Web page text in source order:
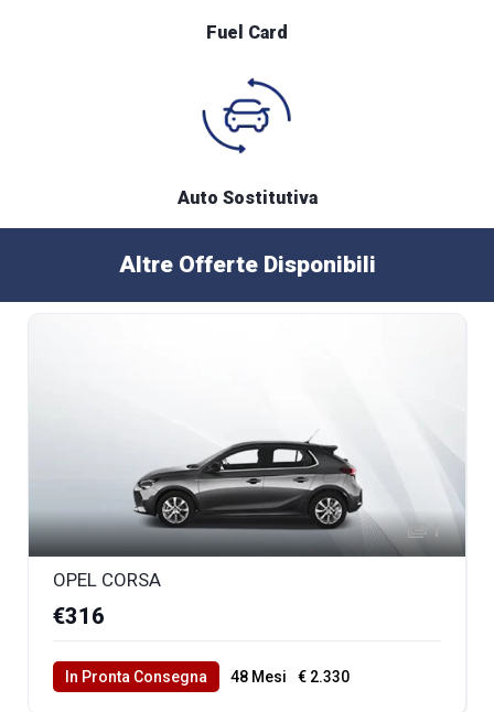
Fuel Card
Auto Sostitutiva
Altre Offerte Disponibili
1
OPEL CORSA
€316
In Pronta Consegna 48 Mesi
€ 2.330